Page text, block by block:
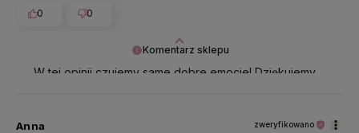
Komentarz sklepu
W tej opinii czujemy same dobre emocje! Dziękujemy
0
0
Anna zweryfikowano